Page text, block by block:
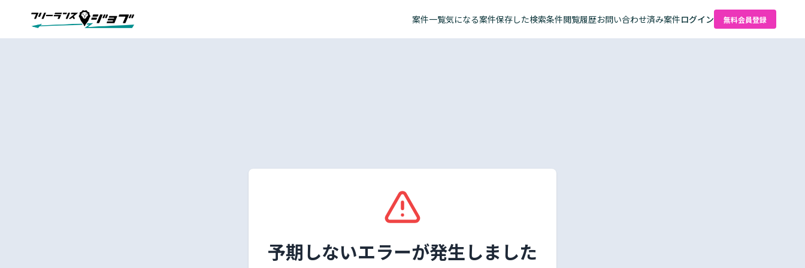
案件一覧気になる案件保存した検索条件閲覧履歴お問い合わせ済み案件ログイン 無料会員登録
予期しないエラーが発生しました